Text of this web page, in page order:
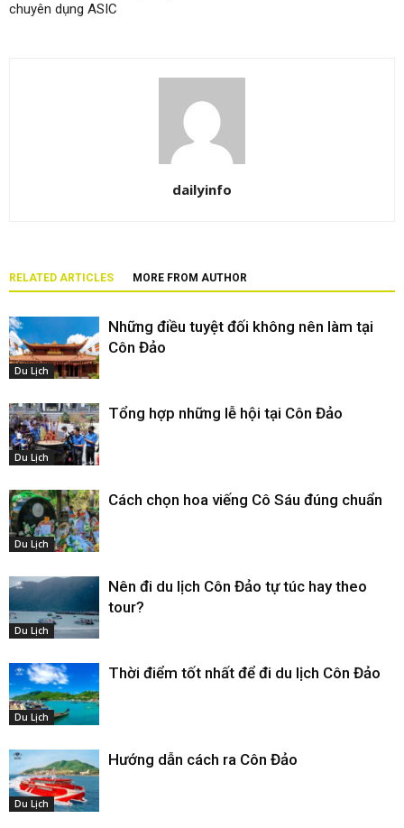
chuyên dụng ASIC
dailyinfo
RELATED ARTICLES MORE FROM AUTHOR
Du Lịch
Những điều tuyệt đối không nên làm tại
Côn Đảo
Du Lịch
Tổng hợp những lễ hội tại Côn Đảo
Du Lịch
Cách chọn hoa viếng Cô Sáu đúng chuẩn
Du Lịch
Nên đi du lịch Côn Đảo tự túc hay theo
tour?
Du Lịch
Thời điểm tốt nhất để đi du lịch Côn Đảo
Du Lịch
Hướng dẫn cách ra Côn Đảo